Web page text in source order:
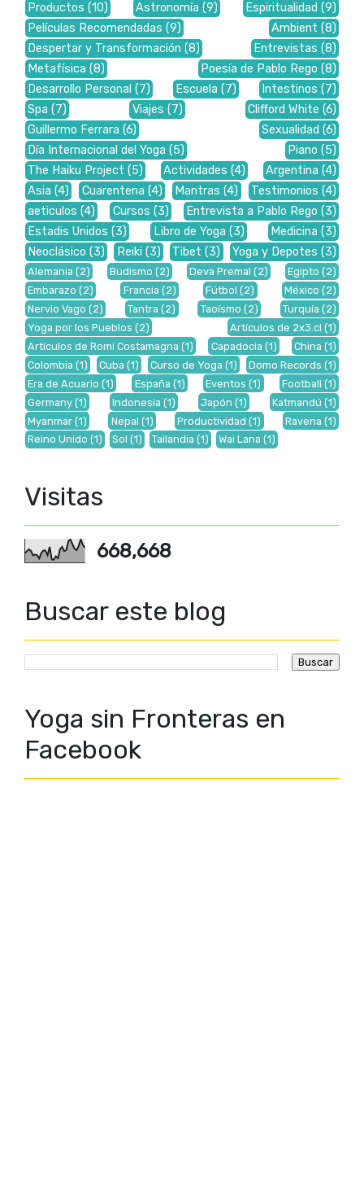
Productos (10) Astronomía (9) Espiritualidad (9)
Películas Recomendadas (9) Ambient (8)
Despertar y Transformación (8) Entrevistas (8)
Metafísica (8) Poesía de Pablo Rego (8)
Desarrollo Personal (7) Escuela (7) Intestinos (7)
Spa (7) Viajes (7) Clifford White (6)
Guillermo Ferrara (6) Sexualidad (6)
Día Internacional del Yoga (5) Piano (5)
The Haiku Project (5) Actividades (4) Argentina (4)
Asia (4) Cuarentena (4) Mantras (4) Testimonios (4)
aeticulos (4) Cursos (3) Entrevista a Pablo Rego (3)
Estadis Unidos (3) Libro de Yoga (3) Medicina (3)
Neoclásico (3) Reiki (3) Tibet (3) Yoga y Depotes (3)
Alemania (2) Budismo (2) Deva Premal (2) Egipto (2)
Embarazo (2) Francia (2) Fútbol (2) México (2)
Nervio Vago (2) Tantra (2) Taoísmo (2) Turquía (2)
Yoga por los Pueblos (2) Artículos de 2x3.cl (1)
Artículos de Romi Costamagna (1) Capadocia (1) China (1)
Colombia (1) Cuba (1) Curso de Yoga (1) Domo Records (1)
Era de Acuario (1) España (1) Eventos (1) Football (1)
Germany (1) Indonesia (1) Japón (1) Katmandú (1)
Myanmar (1) Nepal (1) Productividad (1) Ravena (1)
Reino Unido (1) Sol (1) Tailandia (1) Wai Lana (1)
Visitas
668,668
Buscar este blog
Yoga sin Fronteras en
Facebook